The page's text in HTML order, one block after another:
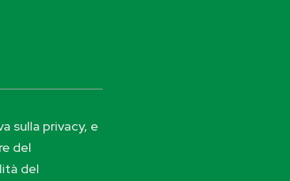
sulla privacy, e
del
del